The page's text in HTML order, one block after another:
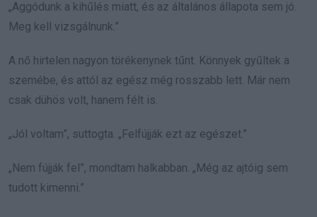
„Aggódunk a kihűlés miatt, és az általános állapota sem jó.
Meg kell vizsgálnunk.”
A nő hirtelen nagyon törékenynek tűnt. Könnyek gyűltek a
szemébe, és attól az egész még rosszabb lett. Már nem
csak dühös volt, hanem félt is.
„Jól voltam”, suttogta. „Felfújják ezt az egészet.”
„Nem fújják fel”, mondtam halkabban. „Még az ajtóig sem
tudott kimenni.”